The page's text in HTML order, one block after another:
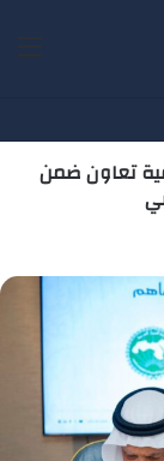
تعاون ضمن